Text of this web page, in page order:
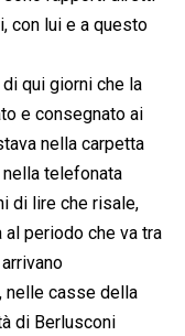
con lui e a questo
qui giorni che la
e consegnato ai
nella carpetta
telefonata
di lire che risale,
periodo che va tra
nelle casse della
di Berlusconi